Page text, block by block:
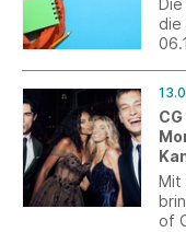
die
Mit
of